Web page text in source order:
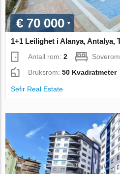
€ 70 000
1+1 Leilighet i Alanya, Antalya,
Antall rom:2
Bruksrom:50 Kvadratmeter
Sefir Real Estate